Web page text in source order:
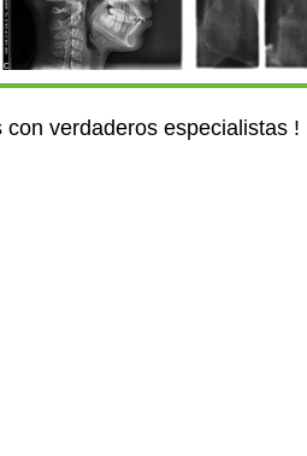
verdaderos especialistas !